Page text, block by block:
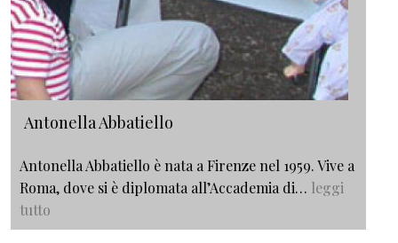
Antonella Abbatiello
Antonella Abbatiello è nata a Firenze nel 1959. Vive a
Roma, dove si è diplomata all’Accademia di… leggi
tutto